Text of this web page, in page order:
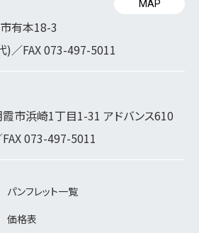
有本18-3
)／FAX 073-497-5011
MAP
市浜崎1丁目1-31 アドバンス610
FAX 073-497-5011
パンフレット一覧
価格表